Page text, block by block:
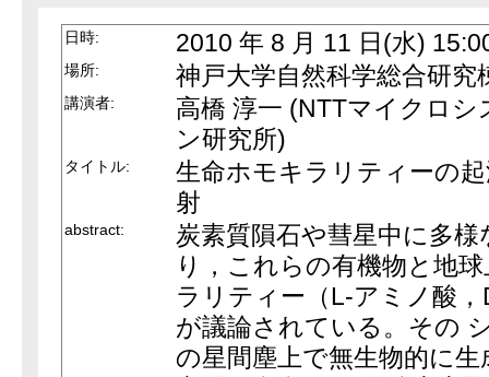
日時: 2010 年 8 月 11 日(水)
場所: 神戸大学自然科学総合研究
講演者:
高橋 淳一 (NTTマイクロ
ン研究所)
タイトル:
生命ホモキラリティーの
射
abstract:
炭素質隕石や彗星中に多
り，これらの有機物と地
ラリティー（L-アミノ酸
が議論されている。その
の星間塵上で無生物的に